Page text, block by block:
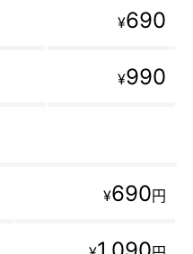
¥690
¥990
¥690円